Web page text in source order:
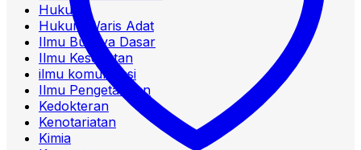
Hukum
Hukum Waris Adat
Ilmu Budaya Dasar
Ilmu Kesehatan
ilmu komunikasi
Ilmu Pengetahuan
Kedokteran
Kenotariatan
Kimia